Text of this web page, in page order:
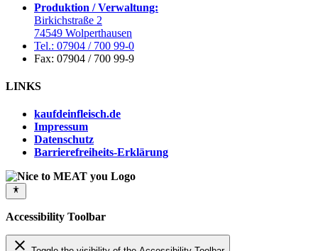
Produktion / Verwaltung:
Birkichstraße 2
74549 Wolperthausen
Tel.: 07904 / 700 99-0
Fax: 07904 / 700 99-9
LINKS
kaufdeinfleisch.de
Impressum
Datenschutz
Barrierefreiheits-Erklärung
Accessibility Toolbar
close